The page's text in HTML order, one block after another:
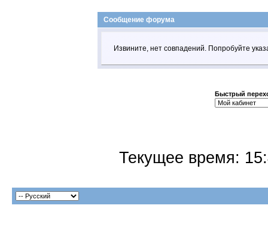
Сообщение форума
Извините, нет совпадений. Попробуйте
Быстрый
Текущее время: